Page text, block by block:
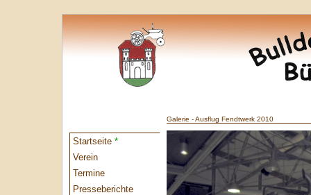
Startseite *
Verein
Termine
Presseberichte
Galerie - Ausflug Fendtwerk 2010